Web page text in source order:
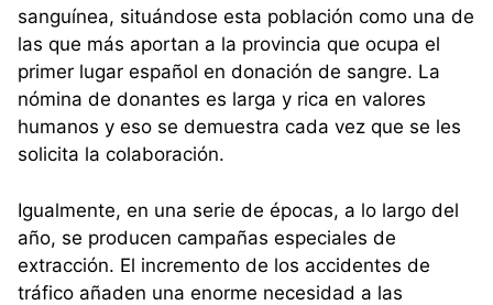
sanguínea, situándose esta población como una de
las que más aportan a la provincia que ocupa el
primer lugar español en donación de sangre. La
nómina de donantes es larga y rica en valores
humanos y eso se demuestra cada vez que se les
solicita la colaboración.
Igualmente, en una serie de épocas, a lo largo del
año, se producen campañas especiales de
extracción. El incremento de los accidentes de
tráfico añaden una enorme necesidad a las